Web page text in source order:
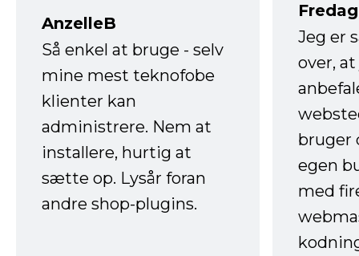
AnzelleB
Så enkel at bruge - selv
mine mest teknofobe
klienter kan
administrere. Nem at
installere, hurtig at
sætte op. Lysår foran
andre shop-plugins.
Jeg er
over,
bruger
egen
med